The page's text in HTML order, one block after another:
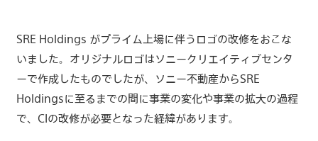
SRE Holdings がプライム上場に伴うロゴの改修をおこな
いました。オリジナルロゴはソニークリエイティブセンタ
ーで作成したものでしたが、ソニー不動産からSRE
Holdingsに至るまでの間に事業の変化や事業の拡大の過程
で、CIの改修が必要となった経緯があります。